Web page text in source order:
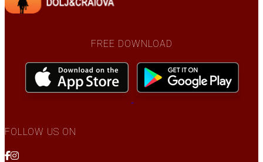
FREE DOWNLOAD
FOLLOW US ON